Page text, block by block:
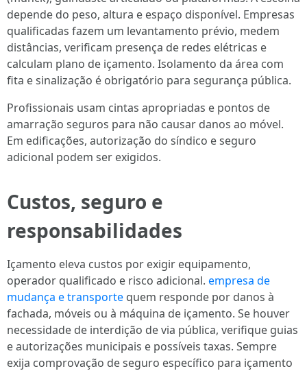
depende do peso, altura e espaço disponível. Empresas
qualificadas fazem um levantamento prévio, medem
distâncias, verificam presença de redes elétricas e
calculam plano de içamento. Isolamento da área com
fita e sinalização é obrigatório para segurança pública.
Profissionais usam cintas apropriadas e pontos de
amarração seguros para não causar danos ao móvel.
Em edificações, autorização do síndico e seguro
adicional podem ser exigidos.
Custos, seguro e
responsabilidades
Içamento eleva custos por exigir equipamento,
operador qualificado e risco adicional. empresa de
mudança e transporte quem responde por danos à
fachada, móveis ou à máquina de içamento. Se houver
necessidade de interdição de via pública, verifique guias
e autorizações municipais e possíveis taxas. Sempre
exija comprovação de seguro específico para içamento